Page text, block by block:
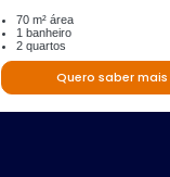
70 m² área
1 banheiro
2 quartos
Quero saber mais